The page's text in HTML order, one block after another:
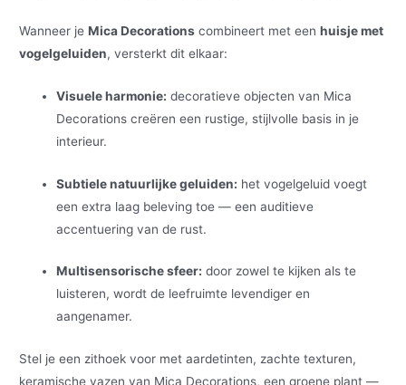
Wanneer jeMica Decorations combineert met eenhuisje met
vogelgeluiden, versterkt dit elkaar:
Visuele harmonie: decoratieve objecten van Mica
Decorations creëren een rustige, stijlvolle basis in je
interieur.
Subtiele natuurlijke geluiden: het vogelgeluid voegt
een extra laag beleving toe — een auditieve
accentuering van de rust.
Multisensorische sfeer: door zowel te kijken als te
luisteren, wordt de leefruimte levendiger en
aangenamer.
Stel je een zithoek voor met aardetinten, zachte texturen,
keramische vazen van Mica Decorations, een groene plant —